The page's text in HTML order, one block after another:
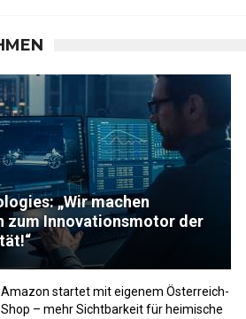
„Wir machen
zum Innovationsmotor der
Amazon startet mit eigenem Österreich-
Shop – mehr Sichtbarkeit für heimische